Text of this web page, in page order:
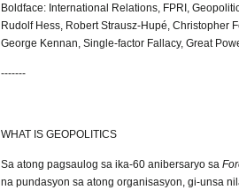
Boldface: International Relations, FPRI,
Rudolf Hess, Robert Strausz-Hupé, Christopher
George Kennan, Single-factor Fallacy, Great
-------
WHAT IS GEOPOLITICS
Sa atong pagsaulog sa ika-60 anibersaryo sa
na pundasyon sa atong organisasyon, gi-unsa